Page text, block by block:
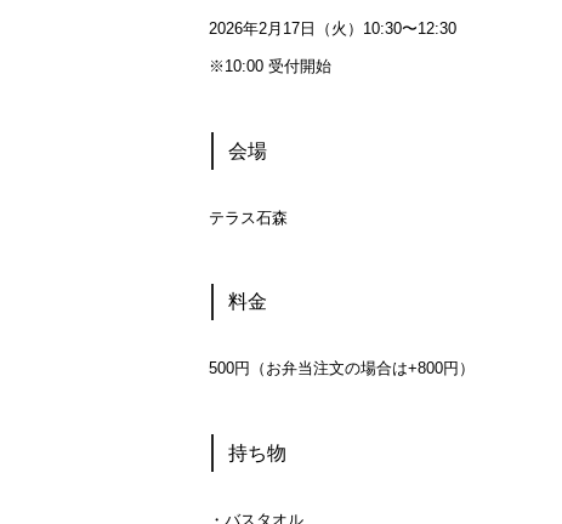
2026年2月17日（火）10:30〜12:30
※10:00 受付開始
会場
テラス石森
料金
500円（お弁当注文の場合は+800円）
持ち物
・バスタオル